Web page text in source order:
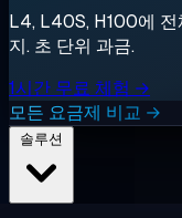
L4, L40S, H100에 전
지. 초 단위 과금.
1시간 무료 체험 →
모든 요금제 비교 →